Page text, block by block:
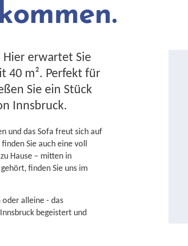
erwartet Sie
40 m². Perfekt für
Sie ein Stück
Innsbruck.
und das Sofa freut sich auf
Sie auch eine voll
Hause – mitten in
finden Sie uns im
oder alleine - das
begeistert und